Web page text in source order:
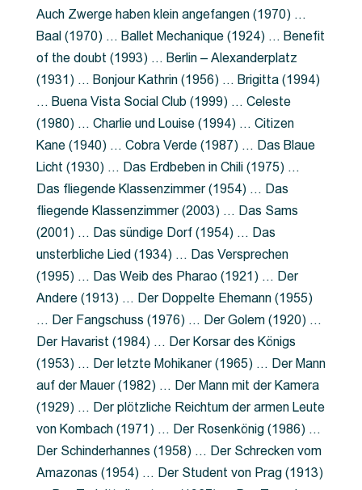
Auch Zwerge haben klein angefangen (1970) …
Baal (1970) … Ballet Mechanique (1924) … Benefit
of the doubt (1993) … Berlin – Alexanderplatz
(1931) … Bonjour Kathrin (1956) … Brigitta (1994)
… Buena Vista Social Club (1999) … Celeste
(1980) … Charlie und Louise (1994) … Citizen
Kane (1940) … Cobra Verde (1987) … Das Blaue
Licht (1930) … Das Erdbeben in Chili (1975) …
Das fliegende Klassenzimmer (1954) … Das
fliegende Klassenzimmer (2003) … Das Sams
(2001) … Das sündige Dorf (1954) … Das
unsterbliche Lied (1934) … Das Versprechen
(1995) … Das Weib des Pharao (1921) … Der
Andere (1913) … Der Doppelte Ehemann (1955)
… Der Fangschuss (1976) … Der Golem (1920) …
Der Havarist (1984) … Der Korsar des Königs
(1953) … Der letzte Mohikaner (1965) … Der Mann
auf der Mauer (1982) … Der Mann mit der Kamera
(1929) … Der plötzliche Reichtum der armen Leute
von Kombach (1971) … Der Rosenkönig (1986) …
Der Schinderhannes (1958) … Der Schrecken vom
Amazonas (1954) … Der Student von Prag (1913)